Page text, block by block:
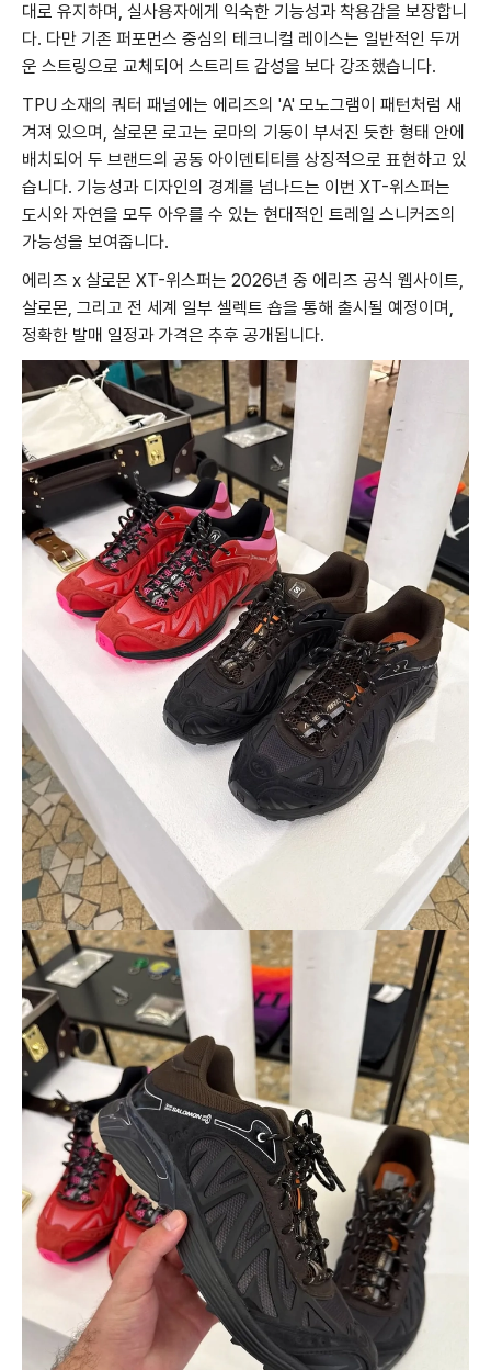
대로 유지하며, 실사용자에게 익숙한 기능성과 착용감을 보장합니
다. 다만 기존 퍼포먼스 중심의 테크니컬 레이스는 일반적인 두꺼
운 스트링으로 교체되어 스트리트 감성을 보다 강조했습니다.
TPU 소재의 쿼터 패널에는 에리즈의 'A' 모노그램이 패턴처럼 새
겨져 있으며, 살로몬 로고는 로마의 기둥이 부서진 듯한 형태 안에
배치되어 두 브랜드의 공동 아이덴티티를 상징적으로 표현하고 있
습니다. 기능성과 디자인의 경계를 넘나드는 이번 XT-위스퍼는
도시와 자연을 모두 아우를 수 있는 현대적인 트레일 스니커즈의
가능성을 보여줍니다.
에리즈 x 살로몬 XT-위스퍼는 2026년 중 에리즈 공식 웹사이트,
살로몬, 그리고 전 세계 일부 셀렉트 숍을 통해 출시될 예정이며,
정확한 발매 일정과 가격은 추후 공개됩니다.